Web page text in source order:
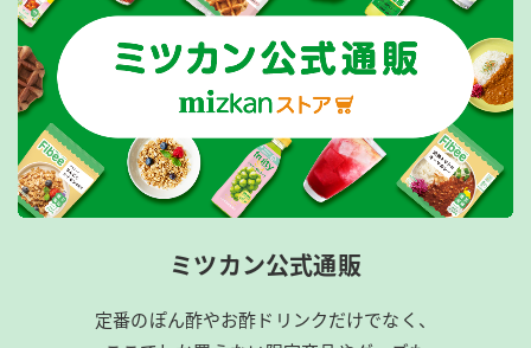
ミツカン公式通販
定番のぽん酢やお酢ドリンクだけでなく、